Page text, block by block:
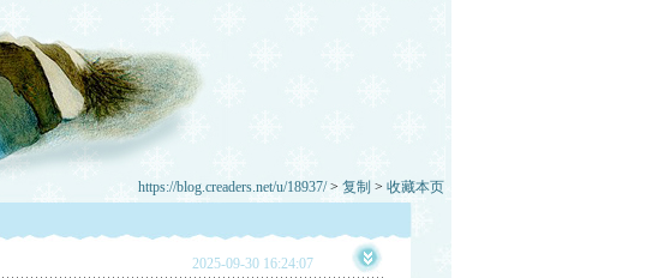
https://blog.creaders.net/u/18937/> 复制 > 收藏本页
2025-09-30 16:24:07